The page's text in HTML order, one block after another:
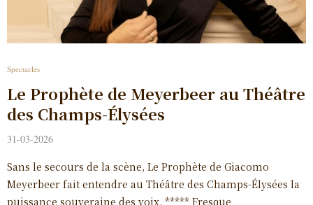
Spectacles
Le Prophète de Meyerbeer au Théâtre
des Champs-Élysées
31-03-2026
Sans le secours de la scène, Le Prophète de Giacomo
Meyerbeer fait entendre au Théâtre des Champs-Élysées la
puissance souveraine des voix. ***** Fresque